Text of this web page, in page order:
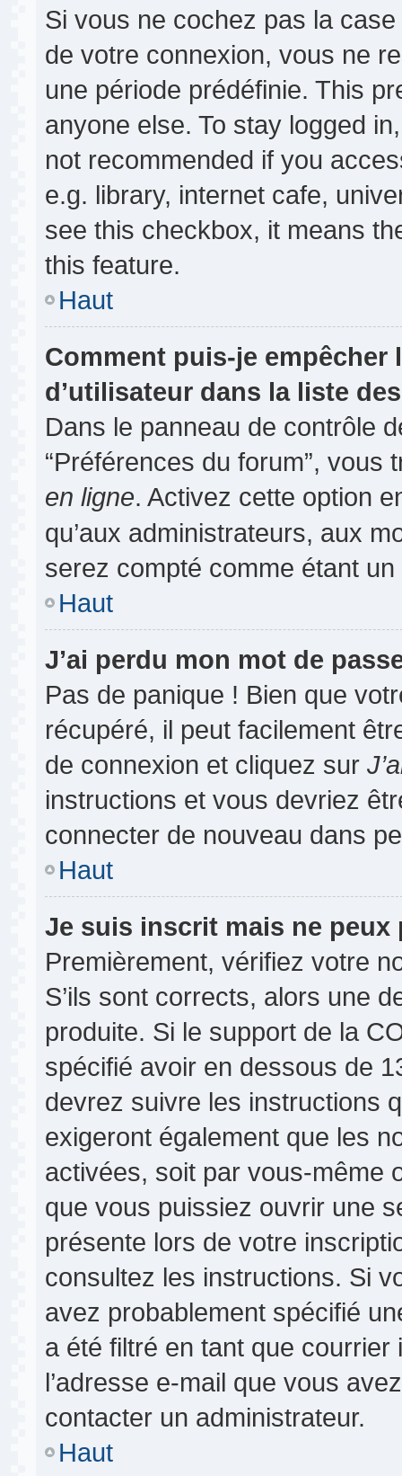
Si vous ne cochez pas la case
de votre connexion, vous ne
une période prédéfinie. This
anyone else. To stay logged
not recommended if you
e.g. library, internet cafe,
see this checkbox, it means
this feature.
Haut
Comment puis-je empêcher
d’utilisateur dans la liste
Dans le panneau de contrôle
“Préférences du forum”, vous
en ligne. Activez cette option
qu’aux administrateurs, aux
serez compté comme étant
Haut
J’ai perdu mon mot de
Pas de panique ! Bien que
récupéré, il peut facilement
de connexion et cliquez sur
instructions et vous devriez
connecter de nouveau dans
Haut
Je suis inscrit mais ne peux
Premièrement, vérifiez votre
S’ils sont corrects, alors une
produite. Si le support de la
spécifié avoir en dessous de
devrez suivre les instructions
exigeront également que les
activées, soit par vous-même
que vous puissiez ouvrir une
présente lors de votre
consultez les instructions. Si
avez probablement spécifié
a été filtré en tant que
l’adresse e-mail que vous
contacter un administrateur.
Haut